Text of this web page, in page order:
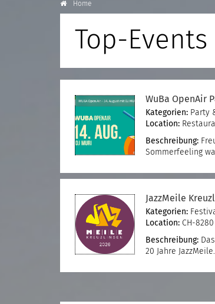
Home
Top-Events
WuBa OpenAir
Kategorien: Party
Location:
Beschreibung:
Sommerfeeling
JazzMeile
Kategorien:
Location: CH-
Beschreibung:
20 Jahre